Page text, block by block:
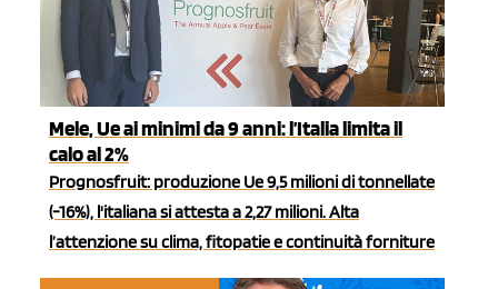
Mele, Ue ai minimi da 9 anni: l’Italia limita il
calo al 2%
Prognosfruit: produzione Ue 9,5 milioni di tonnellate
(-16%), l'italiana si attesta a 2,27 milioni. Alta
l’attenzione su clima, fitopatie e continuità forniture